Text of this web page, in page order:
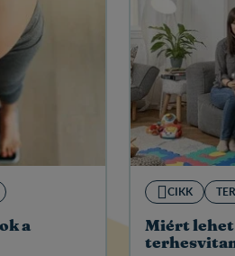
a
CIKK
Miért lehet